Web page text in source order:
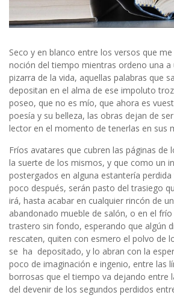
Seco y en blanco entre los versos que
noción del tiempo mientras ordeno una a
pizarra de la vida, aquellas palabras que
depositan en el alma de ese impoluto
poseo, que no es mío, que ahora es
poesía y su belleza, las obras dejan de
lector en el momento de tenerlas en sus
Fríos avatares que cubren las páginas
la suerte de los mismos, y que como un
postergados en alguna estantería
poco después, serán pasto del trasiego
irá, hasta acabar en cualquier rincón de
abandonado mueble de salón, o en el
trastero sin fondo, esperando que algún
rescaten, quiten con esmero el polvo de
se ha depositado, y lo abran con la
poco de imaginación e ingenio, entre las
borrosas que el tiempo va dejando entre
del devenir de los segundos perdidos